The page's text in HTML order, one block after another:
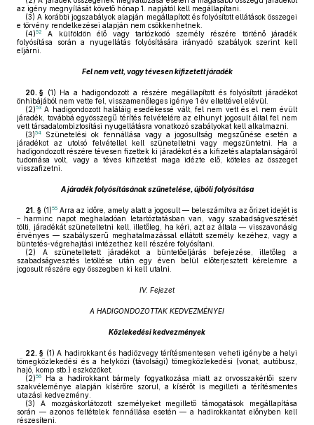
az igény megnyílását követő hónap 1. napjától kell megállapítani.
(3) A korábbi jogszabályok alapján megállapított és folyósított ellátások összegei
e törvény rendelkezései alapján nem csökkenhetnek.
(4)52
A külföldön élő vagy tartózkodó személy részére történő járadék
folyósítása során a nyugellátás folyósítására irányadó szabályok szerint kell
eljárni.
Fel nem vett, vagy tévesen kifizetett járadék
20. § (1) Ha a hadigondozott a részére megállapított és folyósított járadékot
önhibájából nem vette fel, visszamenőleges igénye 1 év elteltével elévül.
(2)53 A hadigondozott haláláig esedékessé vált, fel nem vett és el nem évült
járadék, továbbá egyösszegű térítés felvételére az elhunyt jogosult által fel nem
vett társadalombiztosítási nyugellátásra vonatkozó szabályokat kell alkalmazni.
(3)54
Szünetelési ok fennállása vagy a jogosultság megszűnése esetén a
járadékot az utolsó felvétellel kell szüneteltetni vagy megszüntetni. Ha a
hadigondozott részére tévesen fizettek ki járadékot és a kifizetés alaptalanságáról
tudomása volt, vagy a téves kifizetést maga idézte elő, köteles az összeget
visszafizetni.
A járadék folyósításának szünetelése, újbóli folyósítása
21. § (1)55 Arra az időre, amely alatt a jogosult — beleszámítva az őrizet idejét is
– harminc napot meghaladóan letartóztatásban van, vagy szabadságvesztését
tölti, járadékát szüneteltetni kell, illetőleg, ha kéri, azt az általa — visszavonásig
érvényes — szabályszerű meghatalmazással ellátott személy kezéhez, vagy a
büntetés-végrehajtási intézethez kell részére folyósítani.
(2) A szüneteltetett járadékot a büntetőeljárás befejezése, illetőleg a
szabadságvesztés letöltése után egy éven belül előterjesztett kérelemre a
jogosult részére egy összegben ki kell utalni.
IV. Fejezet
A HADIGONDOZOTTAK KEDVEZMÉNYEI
Közlekedési kedvezmények
22. § (1) A hadirokkant és hadiözvegy térítésmentesen veheti igénybe a helyi
tömegközlekedési és a helyközi (távolsági) tömegközlekedési (vonat, autóbusz,
hajó, komp stb.) eszközöket.
(2)56
Ha a hadirokkant bármely fogyatkozása miatt az orvosszakértői szerv
szakvéleménye alapján kísérőre szorul, a kísérőt is megilleti a térítésmentes
utazási kedvezmény.
(3) A mozgáskorlátozott személyeket megillető támogatások megállapítása
során — azonos feltételek fennállása esetén — a hadirokkantat előnyben kell
részesíteni.